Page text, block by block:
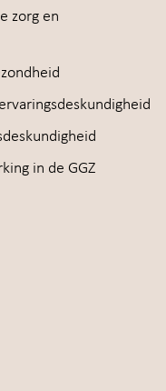
zorg en
in de GGZ